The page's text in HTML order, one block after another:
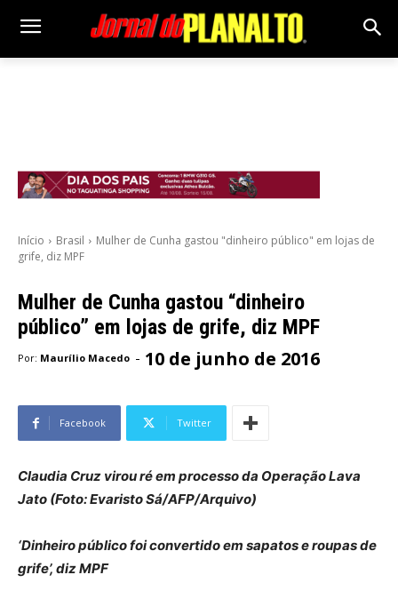
Início Brasil
Mulher de Cunha gastou "dinheiro público" em lojas de
grife, diz MPF
Mulher de Cunha gastou “dinheiro
público” em lojas de grife, diz MPF
Por: Maurílio Macedo - 10 de junho de 2016
Facebook Twitter
Claudia Cruz virou ré em processo da Operação Lava
Jato (Foto: Evaristo Sá/AFP/Arquivo)
‘Dinheiro público foi convertido em sapatos e roupas de
grife’, diz MPF